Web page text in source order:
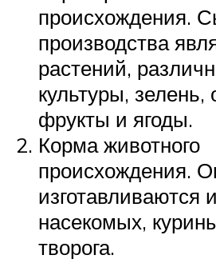
происхождения.
производства
растений,
культуры,
фрукты и ягоды.
Корма животного
происхождения.
изготавливаются
насекомых,
творога.